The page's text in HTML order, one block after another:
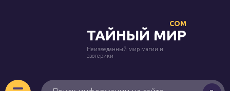
ТАЙНЫЙ МИР
COM
Неизведанный мир магии и
эзотерики